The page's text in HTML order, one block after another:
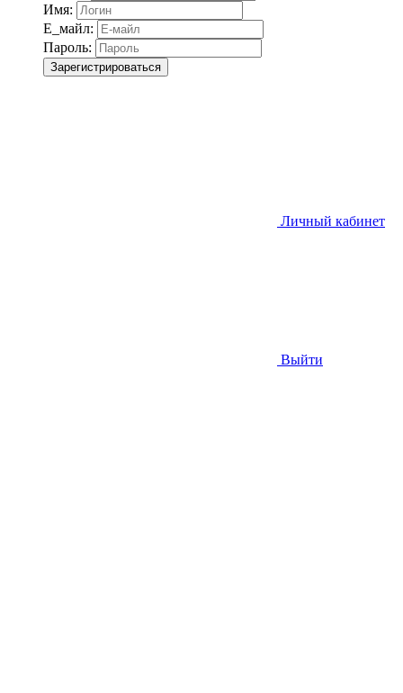
Имя:
Е_майл:
Пароль:
Зарегистрироваться
Личный кабинет
Выйти